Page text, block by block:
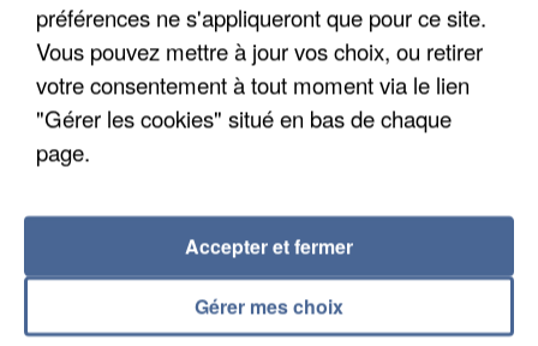
UNE TOURISTE DE L’OISE EMPORTÉE PAR UNE
préférences ne s'appliqueront que pour ce site.
Vous pouvez mettre à jour vos choix, ou retirer
votre consentement à tout moment via le lien
"Gérer les cookies" situé en bas de chaque
page.
Gérer mes choix
Accepter et fermer